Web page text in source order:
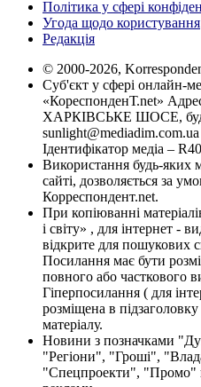
Політика у сфері
Угода щодо користування
Редакція
© 2000-2026,
Суб'єкт у сфері онлайн-
«КореспонденТ.net»
ХАРКІВСЬКЕ ШОСЕ,
sunlight@mediadim.com.ua
Ідентифікатор медіа –
Використання будь-яких
сайті, дозволяється за
Корреспондент.net.
При копіюванні
і світу» , для інтернет -
відкрите для пошукових
Посилання має бути
повного або часткового
Гіперпосилання ( для
розміщена в
матеріалу.
Новини з позначками
"Регіони", "Гроші",
"Спецпроекти", "Промо"